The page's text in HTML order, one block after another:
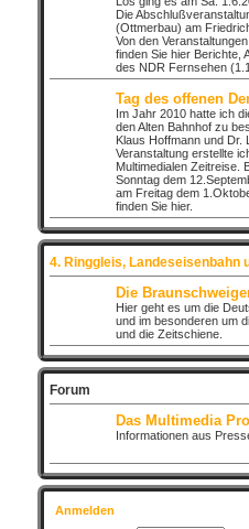
Die
(Ottmerbau) am
Von den
finden Sie hier Berichte,
des NDR Fernsehen
Tag des offenen
Im Jahr 2010 hatte ich
den Alten Bahnhof zu
Klaus Hoffmann und Dr.
Veranstaltung erstellte
Multimedialen Zeitreise.
Sonntag dem
am Freitag dem
finden Sie hier.
4. Ringgleis, Landeseisenbahn
Die
Hier geht es um die
und im besonderen um
und die Zeitschiene.
Forum
Das Multimedia
Informationen aus
Anmelden